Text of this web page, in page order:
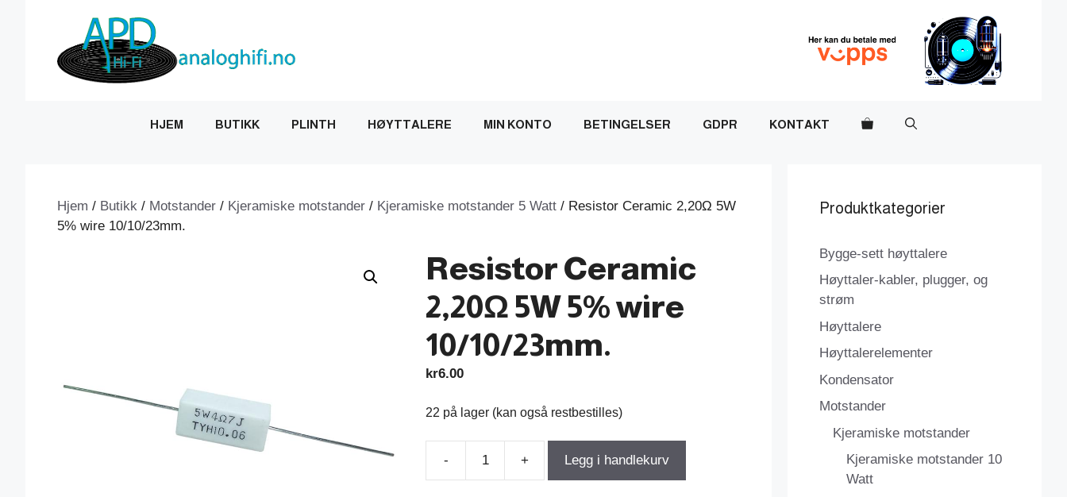
HJEM BUTIKK PLINTH HØYTTALERE MIN KONTO BETINGELSER GDPR KONTAKT
Hjem / Butikk / Motstander / Kjeramiske motstander / Kjeramiske motstander 5 Watt / Resistor Ceramic 2,20Ω 5W
5% wire 10/10/23mm.
Resistor Ceramic
2,20Ω 5W 5% wire
10/10/23mm.
kr6.00
22 på lager (kan også restbestilles)
- + Legg i handlekurv
Produktkategorier
Bygge-sett høyttalere
Høyttaler-kabler, plugger, og
strøm
Høyttalere
Høyttalerelementer
Kondensator
Motstander
Kjeramiske motstander
Kjeramiske motstander 10
Watt